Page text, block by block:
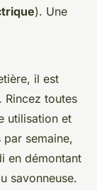
). Une
il est
Rincez toutes
utilisation et
semaine,
en démontant
savonneuse.